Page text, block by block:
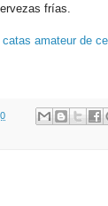
frías.
catas amateur de